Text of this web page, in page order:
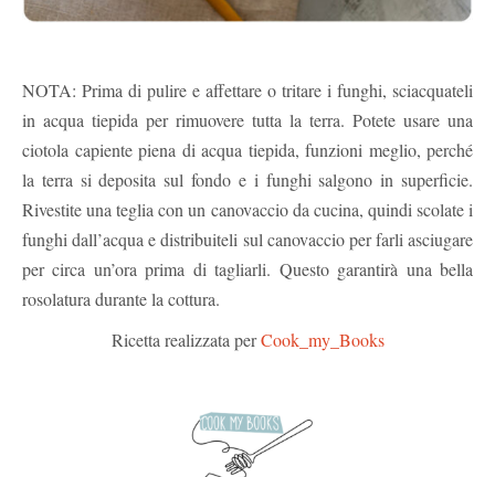
NOTA: Prima di pulire e affettare o tritare i funghi, sciacquateli
in acqua tiepida per rimuovere tutta la terra. Potete usare una
ciotola capiente piena di acqua tiepida, funzioni meglio, perché
la terra si deposita sul fondo e i funghi salgono in superficie.
Rivestite una teglia con un canovaccio da cucina, quindi scolate i
funghi dall’acqua e distribuiteli sul canovaccio per farli asciugare
per circa un’ora prima di tagliarli. Questo garantirà una bella
rosolatura durante la cottura.
Ricetta realizzata perCook_my_Books